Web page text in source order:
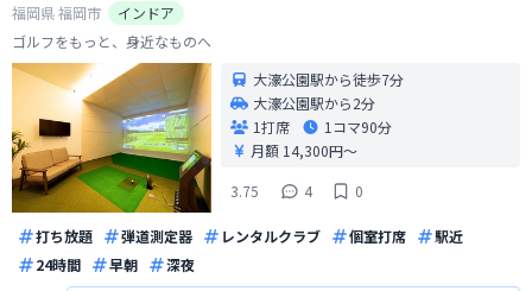
福岡県福岡市
インドア
ゴルフをもっと、身近なものへ
大濠公園駅から徒歩7分
大濠公園駅から2分
1打席
1コマ90分
月額 14,300円〜
3.75
4 0
打ち放題 弾道測定器 レンタルクラブ 個室打席
駅近
24時間
早朝 深夜